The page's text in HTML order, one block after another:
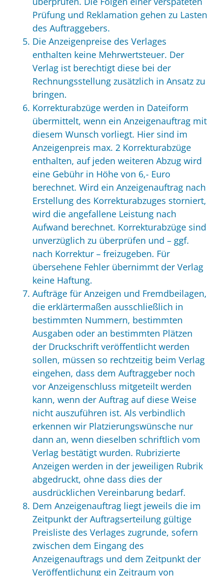
Prüfung und Reklamation gehen zu Lasten
des Auftraggebers.
Die Anzeigenpreise des Verlages
enthalten keine Mehrwertsteuer. Der
Verlag ist berechtigt diese bei der
Rechnungsstellung zusätzlich in Ansatz zu
bringen.
Korrekturabzüge werden in Dateiform
übermittelt, wenn ein Anzeigenauftrag mit
diesem Wunsch vorliegt. Hier sind im
Anzeigenpreis max. 2 Korrekturabzüge
enthalten, auf jeden weiteren Abzug wird
eine Gebühr in Höhe von 6,- Euro
berechnet. Wird ein Anzeigenauftrag nach
Erstellung des Korrekturabzuges storniert,
wird die angefallene Leistung nach
Aufwand berechnet. Korrekturabzüge sind
unverzüglich zu überprüfen und – ggf.
nach Korrektur – freizugeben. Für
übersehene Fehler übernimmt der Verlag
keine Haftung.
Aufträge für Anzeigen und Fremdbeilagen,
die erklärtermaßen ausschließlich in
bestimmten Nummern, bestimmten
Ausgaben oder an bestimmten Plätzen
der Druckschrift veröffentlicht werden
sollen, müssen so rechtzeitig beim Verlag
eingehen, dass dem Auftraggeber noch
vor Anzeigenschluss mitgeteilt werden
kann, wenn der Auftrag auf diese Weise
nicht auszuführen ist. Als verbindlich
erkennen wir Platzierungswünsche nur
dann an, wenn dieselben schriftlich vom
Verlag bestätigt wurden. Rubrizierte
Anzeigen werden in der jeweiligen Rubrik
abgedruckt, ohne dass dies der
ausdrücklichen Vereinbarung bedarf.
Dem Anzeigenauftrag liegt jeweils die im
Zeitpunkt der Auftragserteilung gültige
Preisliste des Verlages zugrunde, sofern
zwischen dem Eingang des
Anzeigenauftrags und dem Zeitpunkt der
Veröffentlichung ein Zeitraum von